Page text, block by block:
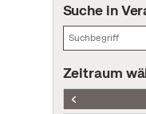
Suche in
Zeitraum